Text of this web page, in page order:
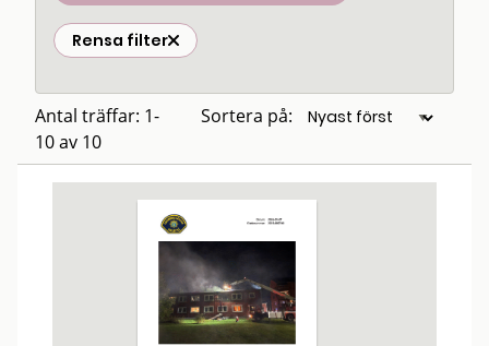
Rensa filter
Antal träffar: 1-
10 av 10
Sortera på: